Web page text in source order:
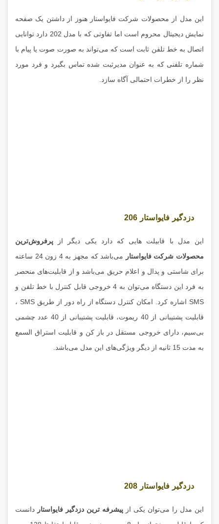
این مدل از محصولات شرکت فایواستار هنوز از داشتن یک صفحه
نمایش دیجیتال محروم است اما تفاوتی که با مدل 202 دارد توانایی
اتصال به خط تلفن ثابت است که می‌تواند به صورت صوت یا پیام با
شماره تلفنی که به عنوان مدیرثبت شده تماس بگیرد و فرد مورد
نظر را از خطرات احتمالی آگاه سازد.
دزدگیر فایواستار 206
این مدل با قابیلت هایی که دارد یکی دیگر از پرفروش‌ترین
محصولات شرکت فایواستار
می‌باشد که مجهز به 4 زون 24 ساعته
برای شاستی و پدال و اعلام حریق می‌باشد و از قابلیت‌های منحصر
به فرد این دستگاه می‌توان به 4 خروجی قابل کنترل با خط تلفن و
SMS اشاره کرد. امکان کنترل دستگاه از راه دور از طریق SMS ،
قابلیت پشتیبانی از 40 ریموت، قابلیت پشتیبانی از 40 عدد چشمی
بی‌سیم، دارای خروجی مستقل در باز کن و قابلیت استراق السمع
به مدت 15 ثانیه از دیگر ویژگی‌های این مدل می‌باشد.
دزدگیر فایواستار 208
این مدل را می‌توان یکی از پیشرفه ترین دزدگیر فایواستار دانست